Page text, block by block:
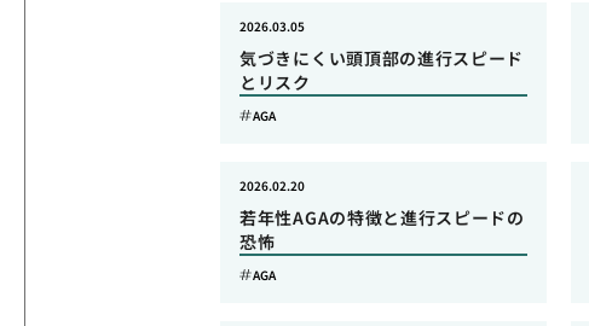
気づきにくい頭頂部の進行スピード
とリスク
2026.03.05
AGA
若年性AGAの特徴と進行スピードの
恐怖
2026.02.20
AGA